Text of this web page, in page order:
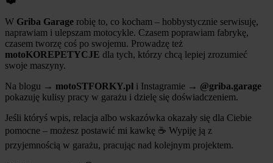
W Griba Garage robię to, co kocham – hobbystycznie serwisuję,
naprawiam i ulepszam motocykle. Czasem poprawiam fabrykę,
czasem tworzę coś po swojemu. Prowadzę też
motoKOREPETYCJE dla tych, którzy chcą lepiej zrozumieć
swoje maszyny.
Na blogu → motoSTFORKY.pl i Instagramie → @griba.garage
pokazuję kulisy pracy w garażu i dzielę się doświadczeniem.
Jeśli któryś wpis, relacja albo wskazówka okazały się dla Ciebie
pomocne – możesz postawić mi kawkę ☕ Wypiję ją z
przyjemnością w garażu, pracując nad kolejnym projektem.